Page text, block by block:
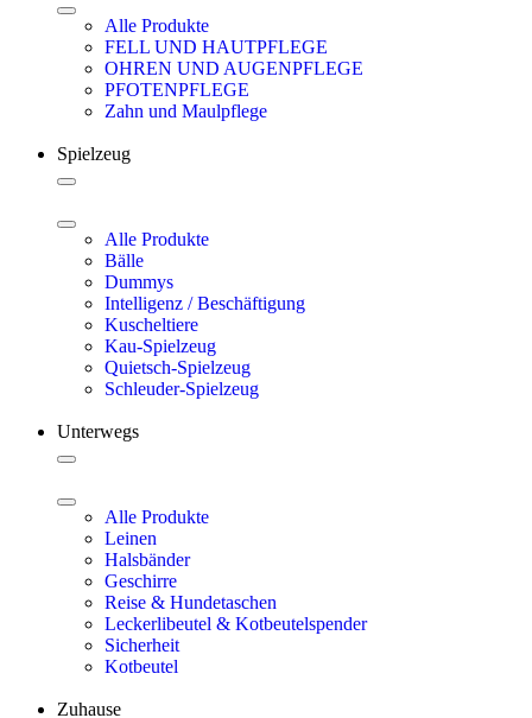
Alle Produkte
FELL UND HAUTPFLEGE
OHREN UND AUGENPFLEGE
PFOTENPFLEGE
Zahn und Maulpflege
Spielzeug
Alle Produkte
Bälle
Dummys
Intelligenz / Beschäftigung
Kuscheltiere
Kau-Spielzeug
Quietsch-Spielzeug
Schleuder-Spielzeug
Unterwegs
Alle Produkte
Leinen
Halsbänder
Geschirre
Reise & Hundetaschen
Leckerlibeutel & Kotbeutelspender
Sicherheit
Kotbeutel
Zuhause